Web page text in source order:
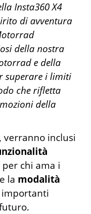
Insta360 X4
di avventura
della nostra
e della
superare i limiti
che rifletta
della
verranno inclusi
chi ama i
la modalità